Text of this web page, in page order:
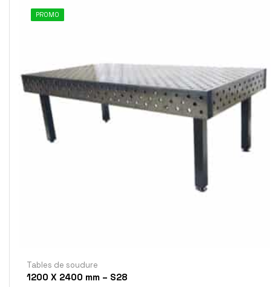
PROMO
Tables de soudure
1200 X 2400 mm – S28